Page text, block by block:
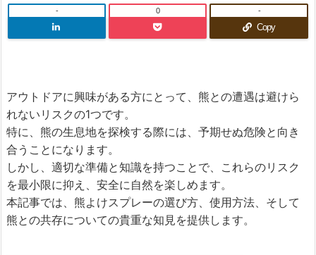
- 0
Copy
-
アウトドアに興味がある方にとって、熊との遭遇は避けら
れないリスクの1つです。
特に、熊の生息地を探検する際には、予期せぬ危険と向き
合うことになります。
しかし、適切な準備と知識を持つことで、これらのリスク
を最小限に抑え、安全に自然を楽しめます。
本記事では、熊よけスプレーの選び方、使用方法、そして
熊との共存についての貴重な知見を提供します。